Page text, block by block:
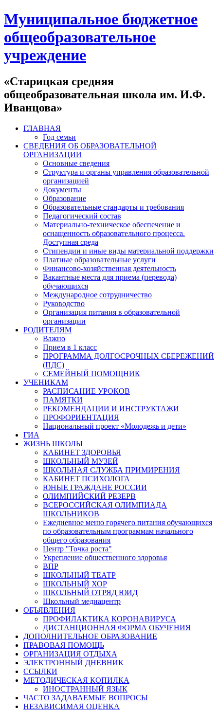
Муниципальное бюджетное
общеобразовательное
учреждение
«Старицкая средняя
общеобразовательная школа им. И.Ф.
Иванцова»
ГЛАВНАЯ
Год семьи
СВЕДЕНИЯ ОБ ОБРАЗОВАТЕЛЬНОЙ
ОРГАНИЗАЦИИ
Основные сведения
Структура и органы управления образовательной
организацией
Документы
Образование
Образовательные стандарты и требования
Педагогический состав
Материально-техническое обеспечение и
оснащенность образовательного процесса.
Доступная среда
Стипендии и иные виды материальной поддержки
Платные образовательные услуги
Финансово-хозяйственная деятельность
Вакантные места для приема (перевода)
обучающихся
Международное сотрудничество
Руководство
Организация питания в образовательной
организации
РОДИТЕЛЯМ
Важно
Прием в 1 класс
ПРОГРАММА ДОЛГОСРОЧНЫХ СБЕРЕЖЕНИЙ
(ПДС)
СЕМЕЙНЫЙ ПОМОЩНИК
УЧЕНИКАМ
РАСПИСАНИЕ УРОКОВ
ПАМЯТКИ
РЕКОМЕНДАЦИИ И ИНСТРУКТАЖИ
ПРОФОРИЕНТАЦИЯ
Национальный проект «Молодежь и дети»
ГИА
ЖИЗНЬ ШКОЛЫ
КАБИНЕТ ЗДОРОВЬЯ
ШКОЛЬНЫЙ МУЗЕЙ
ШКОЛЬНАЯ СЛУЖБА ПРИМИРЕНИЯ
КАБИНЕТ ПСИХОЛОГА
ЮНЫЕ ГРАЖДАНЕ РОССИИ
ОЛИМПИЙСКИЙ РЕЗЕРВ
ВСЕРОССИЙСКАЯ ОЛИМПИАДА
ШКОЛЬНИКОВ
Ежедневное меню горячего питания обучающихся
по образовательным программам начального
общего образования
Центр "Точка роста"
Укрепление общественного здоровья
ВПР
ШКОЛЬНЫЙ ТЕАТР
ШКОЛЬНЫЙ ХОР
ШКОЛЬНЫЙ ОТРЯД ЮИД
Школьный медиацентр
ОБЪЯВЛЕНИЯ
ПРОФИЛАКТИКА КОРОНАВИРУСА
ДИСТАНЦИОННАЯ ФОРМА ОБУЧЕНИЯ
ДОПОЛНИТЕЛЬНОЕ ОБРАЗОВАНИЕ
ПРАВОВАЯ ПОМОЩЬ
ОРГАНИЗАЦИЯ ОТДЫХА
ЭЛЕКТРОННЫЙ ДНЕВНИК
ССЫЛКИ
МЕТОДИЧЕСКАЯ КОПИЛКА
ИНОСТРАННЫЙ ЯЗЫК
ЧАСТО ЗАДАВАЕМЫЕ ВОПРОСЫ
НЕЗАВИСИМАЯ ОЦЕНКА